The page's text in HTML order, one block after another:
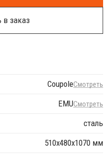
в заказ
CoupoleСмотреть
EMUСмотреть
сталь
510х480х1070 мм